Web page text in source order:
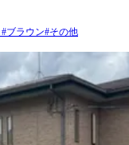
#ブラウン#その他